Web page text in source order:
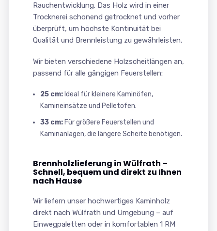
Rauchentwicklung. Das Holz wird in einer
Trocknerei schonend getrocknet und vorher
überprüft, um höchste Kontinuität bei
Qualität und Brennleistung zu gewährleisten.
Wir bieten verschiedene Holzscheitlängen an,
passend für alle gängigen Feuerstellen:
25 cm:Ideal für kleinere Kaminöfen,
Kamineinsätze und Pelletofen.
33 cm:Für größere Feuerstellen und
Kaminanlagen, die längere Scheite benötigen.
Brennholzlieferung in Wülfrath –
Schnell, bequem und direkt zu Ihnen
nach Hause
Wir liefern unser hochwertiges Kaminholz
direkt nach Wülfrath und Umgebung – auf
Einwegpaletten oder in komfortablen 1 RM